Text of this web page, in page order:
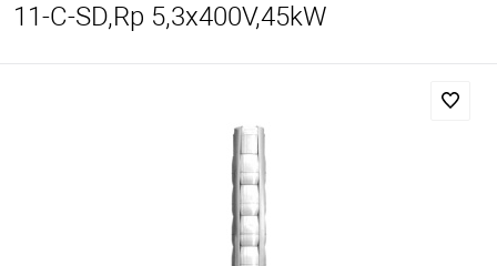
11-C-SD,Rp 5,3x400V,45kW